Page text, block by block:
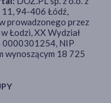
11, 94-406 Łódź,
prowadzonego przez
Łodzi, XX Wydział
0000301254, NIP
wynoszącym 18 725